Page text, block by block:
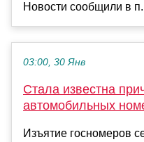
Новости сообщили в
03:00, 30 Янв
Стала известна
автомобильных
Изъятие госномеров